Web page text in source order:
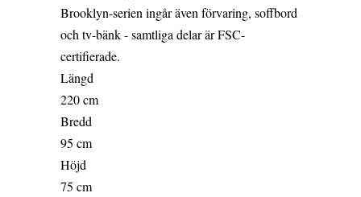
Brooklyn-serien ingår även förvaring, soffbord
och tv-bänk - samtliga delar är FSC-
certifierade.
Längd
220 cm
Bredd
95 cm
Höjd
75 cm